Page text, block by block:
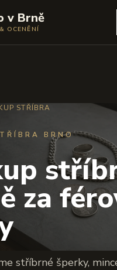
v Brně
OCENĚNÍ
STŘÍBRA
BRNO
za
stříbrné šperky,